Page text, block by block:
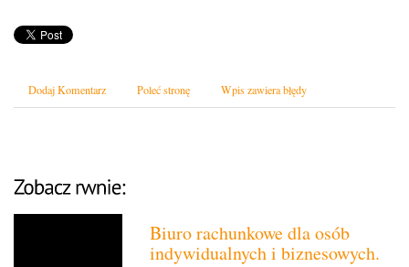
Dodaj Komentarz Poleć stronę Wpis zawiera błędy
Biuro rachunkowe dla osób
indywidualnych i biznesowych.